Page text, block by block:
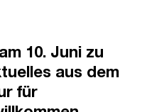
10. Juni zu
aus dem
für